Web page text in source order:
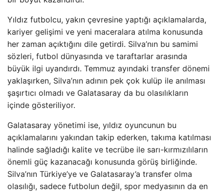
Yıldız futbolcu, yakın çevresine yaptığı açıklamalarda,
kariyer gelişimi ve yeni maceralara atılma konusunda
her zaman açıktığını dile getirdi. Silva’nın bu samimi
sözleri, futbol dünyasında ve taraftarlar arasında
büyük ilgi uyandırdı. Temmuz ayındaki transfer dönemi
yaklaşırken, Silva’nın adının pek çok kulüp ile anılması
şaşırtıcı olmadı ve Galatasaray da bu olasılıkların
içinde gösteriliyor.
Galatasaray yönetimi ise, yıldız oyuncunun bu
açıklamalarını yakından takip ederken, takıma katılması
halinde sağladığı kalite ve tecrübe ile sarı-kırmızılıların
önemli güç kazanacağı konusunda görüş birliğinde.
Silva’nın Türkiye’ye ve Galatasaray’a transfer olma
olasılığı, sadece futbolun değil, spor medyasının da en